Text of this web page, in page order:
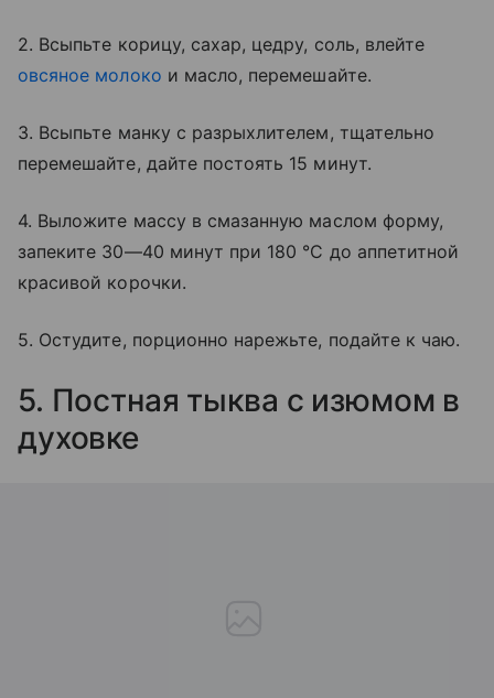
2. Всыпьте корицу, сахар, цедру, соль, влейте
овсяное молоко и масло, перемешайте.
3. Всыпьте манку с разрыхлителем, тщательно
перемешайте, дайте постоять 15 минут.
4. Выложите массу в смазанную маслом форму,
запеките 30—40 минут при 180 °C до аппетитной
красивой корочки.
5. Остудите, порционно нарежьте, подайте к чаю.
5. Постная тыква с изюмом в
духовке